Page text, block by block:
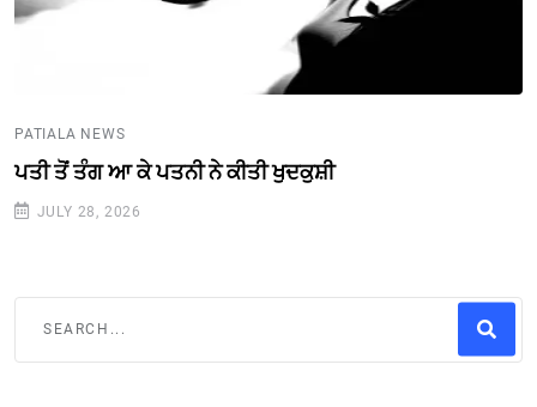
PATIALA NEWS
ਪਤੀ ਤੋਂ ਤੰਗ ਆ ਕੇ ਪਤਨੀ ਨੇ ਕੀਤੀ ਖੁਦਕੁਸ਼ੀ
JULY 28, 2026